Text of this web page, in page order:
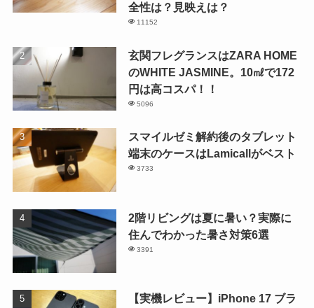
全性は？見映えは？
11152
玄関フレグランスはZARA HOME
のWHITE JASMINE。10㎖で172
円は高コスパ！！
5096
スマイルゼミ解約後のタブレット
端末のケースはLamicallがベスト
3733
2階リビングは夏に暑い？実際に
住んでわかった暑さ対策6選
3391
【実機レビュー】iPhone 17 ブラ